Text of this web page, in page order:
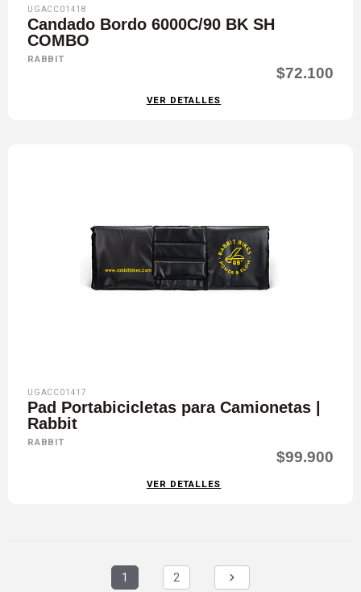
UGACC01418
Candado Bordo 6000C/90 BK SH
COMBO
RABBIT
$72.100
VER DETALLES
UGACC01417
Pad Portabicicletas para Camionetas |
Rabbit
RABBIT
$99.900
VER DETALLES
1 2